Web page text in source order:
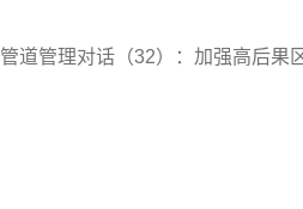
管道管理对话（32）：加强高后果